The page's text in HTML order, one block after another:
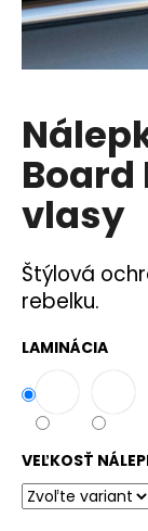
vlasy
Štýlová
rebelku.
LAMINÁCIA
VEĽKOSŤ
á
j
ť
?
O
p
ú
č
a